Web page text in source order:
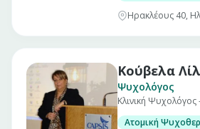
Ηρακλέους 40,
Κούβελα
Ψυχολόγος
Κλινική
Ατομική